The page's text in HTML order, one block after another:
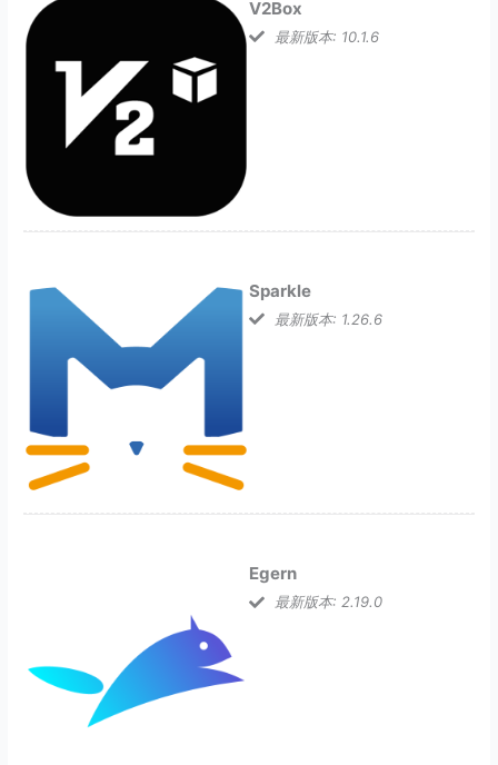
V2Box
最新版本: 10.1.6
Sparkle
最新版本: 1.26.6
Egern
最新版本: 2.19.0